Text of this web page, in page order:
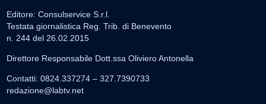
Editore: Consulservice S.r.l.
Testata giornalistica Reg. Trib. di Benevento
n. 244 del 26.02.2015
Direttore Responsabile Dott.ssa Oliviero Antonella
Contatti: 0824.337274 – 327.7390733
redazione@labtv.net